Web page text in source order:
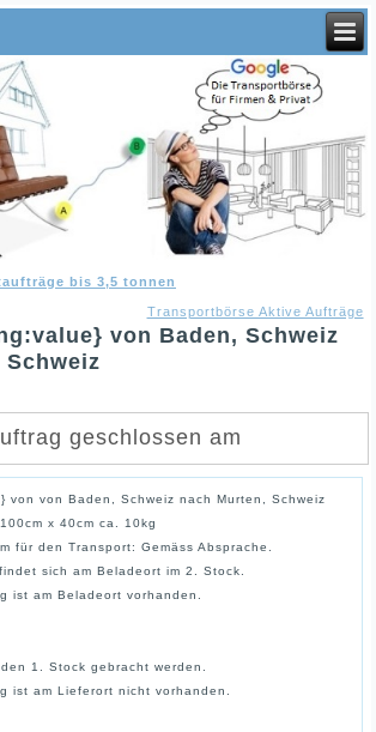
bis 3,5 tonnen
Transportbörse Aktive Aufträge
von Baden, Schweiz
Schweiz
geschlossen am
von von Baden, Schweiz nach Murten, Schweiz
x 40cm ca. 10kg
für den Transport: Gemäss Absprache.
sich am Beladeort im 2. Stock.
ist am Beladeort vorhanden.
1. Stock gebracht werden.
ist am Lieferort nicht vorhanden.